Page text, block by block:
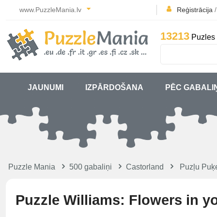
www.PuzzleMania.lv Reģistrācija
13213
JAUNUMI IZPĀRDOŠANA PĒC
Puzzle Mania 500 gabaliņi Castorland Puzļu
Puzzle Williams: Flowers in